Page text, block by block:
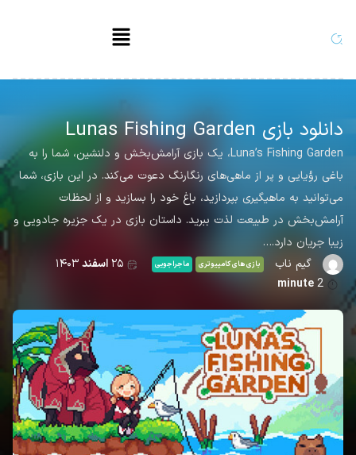
دانلود بازی Lunas Fishing Garden
Luna’s Fishing Garden، یک بازی آرامش‌بخش و دلنشین، شما را به
باغی رؤیایی و پر از ماهی‌های رنگارنگ دعوت می‌کند. در این بازی، شما
می‌توانید به ماهیگیری بپردازید، باغ خود را بسازید و از لحظات
آرامش‌بخش در طبیعت لذت ببرید. داستان بازی در یک جزیره جادویی و
زیبا جریان دارد.…
گیم ناب
بازی های کامپیوتری ماجراجویی ۲۵اسفند۱۴۰۳
2
minute